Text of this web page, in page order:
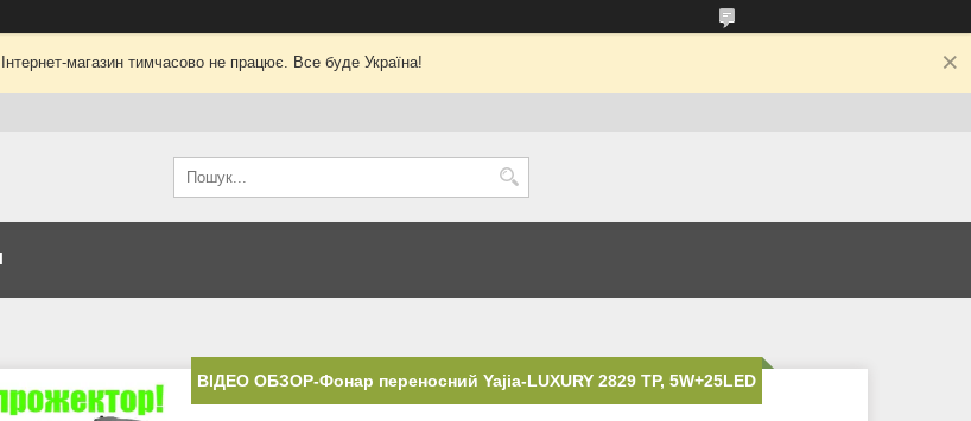
Інтернет-магазин тимчасово не працює. Все буде Україна!
ВІДЕО ОБЗОР-Фонар переносний Yajia-LUXURY 2829 TP, 5W+25LED